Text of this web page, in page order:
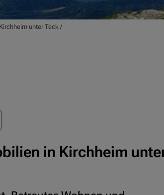
unter Teck /
in Kirchheim